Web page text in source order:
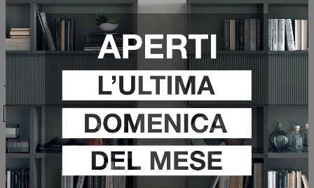
Ho preso visione della Privacy Policy
Invia